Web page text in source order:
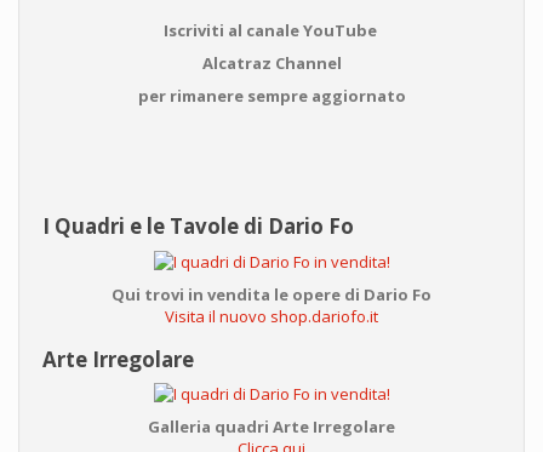
Iscriviti al canale YouTube
Alcatraz Channel
per rimanere sempre aggiornato
I Quadri e le Tavole di Dario Fo
Qui trovi in vendita le opere di Dario Fo
Visita il nuovo shop.dariofo.it
Arte Irregolare
Galleria quadri Arte Irregolare